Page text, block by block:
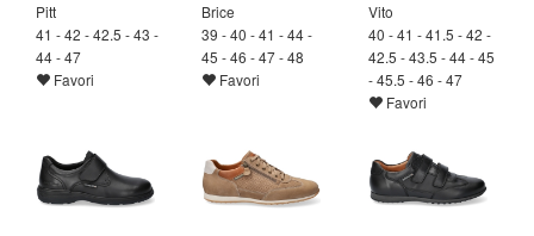
Pitt
41 - 42 - 42.5 - 43 -
44 - 47
Favori
Brice
39 - 40 - 41 - 44 -
45 - 46 - 47 - 48
Favori
Vito
40 - 41 - 41.5 - 42 -
42.5 - 43.5 - 44 - 45
- 45.5 - 46 - 47
Favori